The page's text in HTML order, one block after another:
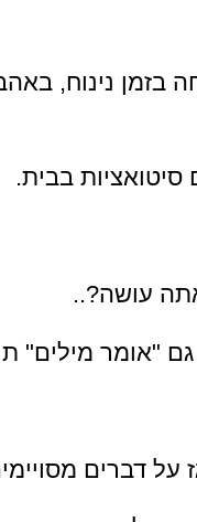
בזמן נינוח,
סיטואציות בבית.
עושה?..
"אומר מילים"
על דברים